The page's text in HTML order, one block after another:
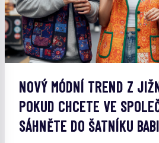
NOVÝ MÓDNÍ TREND Z
POKUD CHCETE VE
SÁHNĚTE DO ŠATNÍKU